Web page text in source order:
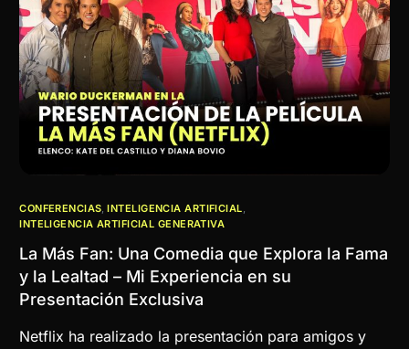
CONFERENCIAS,INTELIGENCIA ARTIFICIAL,
INTELIGENCIA ARTIFICIAL GENERATIVA
La Más Fan: Una Comedia que Explora la Fama
y la Lealtad – Mi Experiencia en su
Presentación Exclusiva
Netflix ha realizado la presentación para amigos y